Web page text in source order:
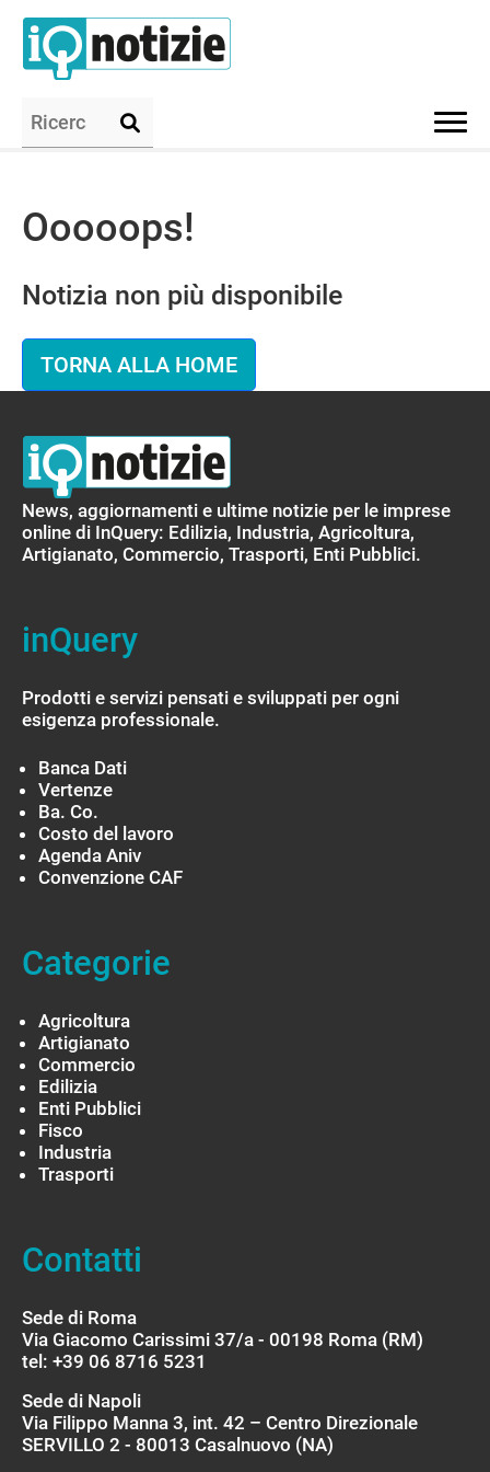
Ooooops!
Notizia non più disponibile
TORNA ALLA HOME
IQ Notizie
News, aggiornamenti e ultime notizie per le imprese
online di InQuery: Edilizia, Industria, Agricoltura,
Artigianato, Commercio, Trasporti, Enti Pubblici.
inQuery
Prodotti e servizi pensati e sviluppati per ogni
esigenza professionale.
Banca Dati
Vertenze
Ba. Co.
Costo del lavoro
Agenda Aniv
Convenzione CAF
Categorie
Agricoltura
Artigianato
Commercio
Edilizia
Enti Pubblici
Fisco
Industria
Trasporti
Contatti
Sede di Roma
Via Giacomo Carissimi 37/a - 00198 Roma (RM)
tel: +39 06 8716 5231
Sede di Napoli
Via Filippo Manna 3, int. 42 – Centro Direzionale
SERVILLO 2 - 80013 Casalnuovo (NA)